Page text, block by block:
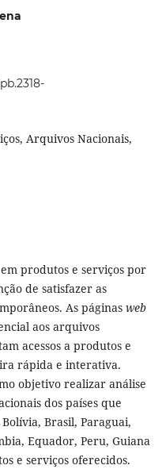
Arquivos Nacionais,
produtos e serviços por
de satisfazer as
As páginasweb
aos arquivos
acessos a produtos e
rápida e interativa.
objetivo realizar análise
dos países que
Brasil, Paraguai,
Equador, Peru, Guiana
e serviços oferecidos.